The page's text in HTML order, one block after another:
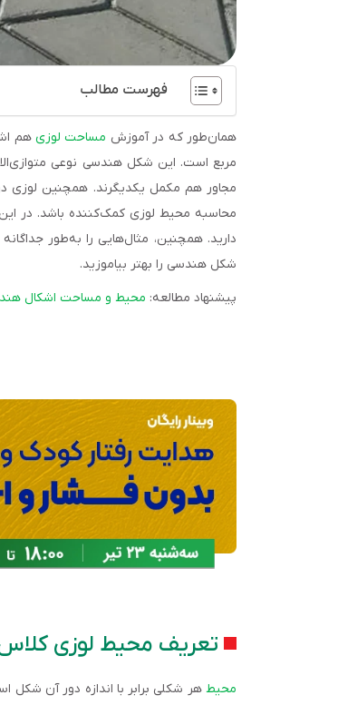
فهرست مطالب
همان‌طور که در آموزش مساحت لوزی هم
مربع است. این شکل هندسی نوعی
مجاور هم مکمل یکدیگرند. همچنین لوزی
محاسبه محیط لوزی کمک‌کننده باشد. در
دارید. همچنین، مثال‌هایی را به‌طور
شکل هندسی را بهتر بیاموزید.
پیشنهاد مطالعه: محیط و مساحت اشکال
تعریف محیط لوزی
محیط هر شکلی برابر با اندازه دور آن شکل